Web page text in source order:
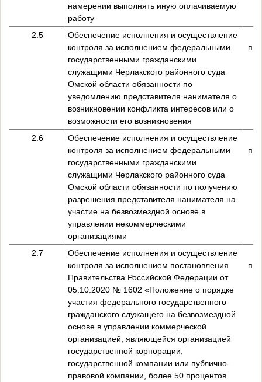
намерении выполнять иную оплачиваемую
работу
2.5
Обеспечение исполнения и осуществление
контроля за исполнением федеральными
государственными гражданскими
служащими Черлакского районного суда
Омской области обязанности по
уведомлению представителя нанимателя о
возникновении конфликта интересов или о
возможности его возникновения
2.6
Обеспечение исполнения и осуществление
контроля за исполнением федеральными
государственными гражданскими
служащими Черлакского районного суда
Омской области обязанности по получению
разрешения представителя нанимателя на
участие на безвозмездной основе в
управлении некоммерческими
организациями
2.7
Обеспечение исполнения и осуществление
контроля за исполнением постановления
Правительства Российской Федерации от
05.10.2020 № 1602 «Положение о порядке
участия федерального государственного
гражданского служащего на безвозмездной
основе в управлении коммерческой
организацией, являющейся организацией
государственной корпорации,
государственной компании или публично-
правовой компании, более 50 процентов